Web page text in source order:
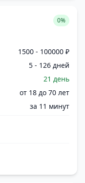
0%
1500 - 100000 ₽
5 - 126 дней
21 день
от 18 до 70 лет
за 11 минут